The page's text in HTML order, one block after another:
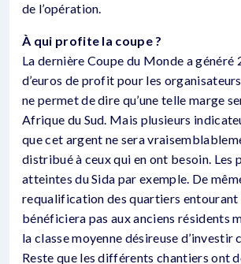
de l’opération.
À qui profite la coupe ?
La dernière Coupe du Monde a généré
d’euros de profit pour les
ne permet de dire qu’une telle marge
Afrique du Sud. Mais plusieurs
que cet argent ne sera
distribué à ceux qui en ont besoin. Les
atteintes du Sida par exemple. De
requalification des quartiers entourant
bénéficiera pas aux anciens résidents
la classe moyenne désireuse d’investir
Reste que les différents chantiers ont